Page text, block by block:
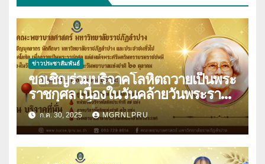
ข่าวประชาสัมพันธ์
ขอเชิญร่วมบริจาคโลหิตถวายเป็นพระ
ราชกุศล เนื่องในวันคล้ายวันพระราช
สมภพสมเด็จพระศรีนครินทราบรม
ราชชนนี และวันพยาบาลแห่งชาติ 21
ตุลาคม 2568
ก.ค. 30, 2025 MGRNLPRU